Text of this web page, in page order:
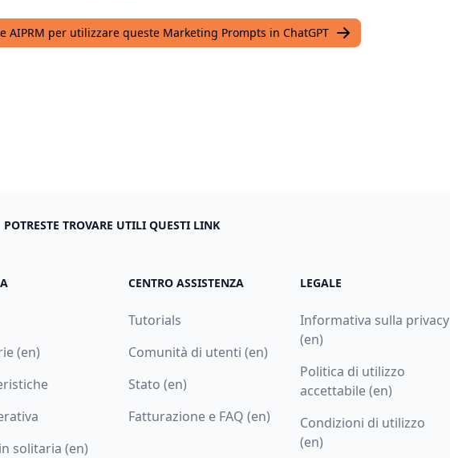
per utilizzare queste Marketing Prompts in ChatGPT
POTRESTE TROVARE UTILI QUESTI LINK
(en)
solitaria (en)
CENTRO ASSISTENZA
Tutorials
Comunità di utenti (en)
Stato (en)
Fatturazione e FAQ (en)
LEGALE
Informativa sulla privacy
(en)
Politica di utilizzo
accettabile (en)
Condizioni di utilizzo
(en)